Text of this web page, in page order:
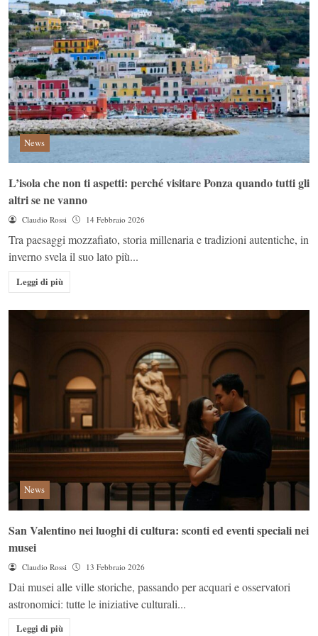
News
L’isola che non ti aspetti: perché visitare Ponza quando tutti gli
altri se ne vanno
Claudio Rossi 14 Febbraio 2026
Tra paesaggi mozzafiato, storia millenaria e tradizioni autentiche, in
inverno svela il suo lato più...
Leggi di più
News
San Valentino nei luoghi di cultura: sconti ed eventi speciali nei
musei
Claudio Rossi 13 Febbraio 2026
Dai musei alle ville storiche, passando per acquari e osservatori
astronomici: tutte le iniziative culturali...
Leggi di più